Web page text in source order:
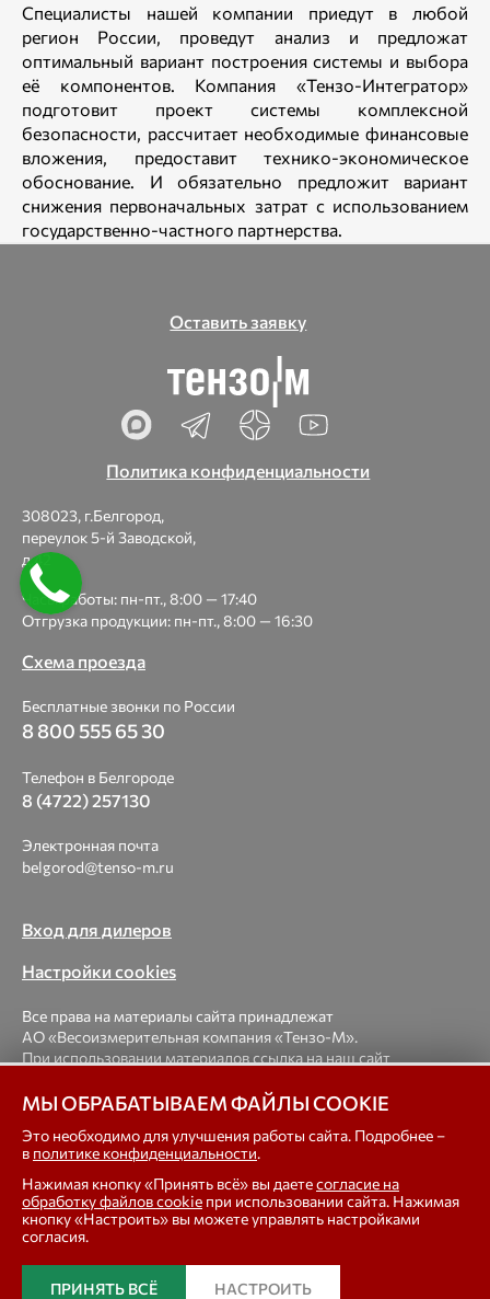
Специалисты нашей компании приедут в любой
регион России, проведут анализ и предложат
оптимальный вариант построения системы и выбора
её компонентов. Компания «Тензо-Интегратор»
подготовит проект системы комплексной
безопасности, рассчитает необходимые финансовые
вложения, предоставит технико-экономическое
обоснование. И обязательно предложит вариант
снижения первоначальных затрат с использованием
государственно-частного партнерства.
Оставить заявку
Политика конфиденциальности
308023, г.Белгород,
переулок 5-й Заводской,
д.42
Часы работы: пн-пт., 8:00 — 17:40
Отгрузка продукции: пн-пт., 8:00 — 16:30
Схема проезда
Бесплатные звонки по России
8 800 555 65 30
Телефон в Белгороде
8 (4722) 257130
Электронная почта
belgorod@tenso-m.ru
Вход для дилеров
Настройки cookies
Все права на материалы сайта принадлежат
АО «Весоизмерительная компания «Тензо-М».
При использовании материалов ссылка на наш сайт
© 1998-2026 Весоизмерительная компания «Тензо-М» —
платформенные, крановые, вагонные, бункерные,
автомобильные весы, весовые дозаторы для фасовки,
тензодатчики
МЫ ОБРАБАТЫВАЕМ ФАЙЛЫ COOKIE
Это необходимо для улучшения работы сайта. Подробнее –
в политике конфиденциальности.
Нажимая кнопку «Принять всё» вы даетесогласие на
обработку файлов cookie при использовании сайта. Нажимая
кнопку «Настроить» вы можете управлять настройками
согласия.
ПРИНЯТЬ ВСЁ НАСТРОИТЬ